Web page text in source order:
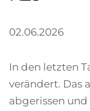
02.06.2026
In den letzten
verändert. Das
abgerissen